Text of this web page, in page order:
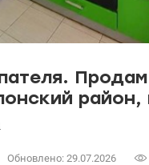
Обновлено: 29.07.2026